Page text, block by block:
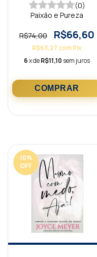
(0)
Paixão e Pureza
R$74,00 R$66,60
R$63,27 comPix
6x deR$11,10 sem juros
10%
OFF